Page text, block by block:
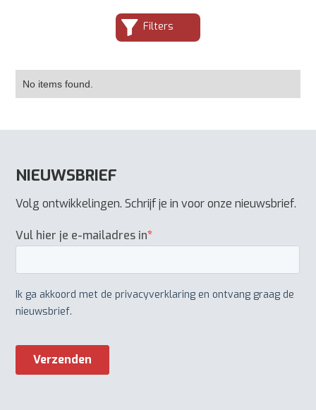
Filters
No items found.
NIEUWSBRIEF
Volg ontwikkelingen. Schrijf je in voor onze nieuwsbrief.